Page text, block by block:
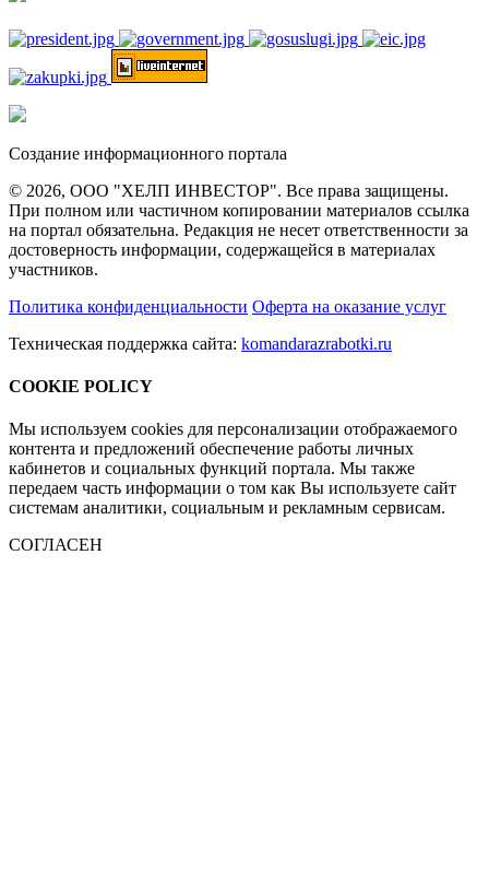
Создание информационного портала
© 2026, ООО "ХЕЛП ИНВЕСТОР". Все права защищены.
При полном или частичном копировании материалов ссылка
на портал обязательна. Редакция не несет ответственности за
достоверность информации, содержащейся в материалах
участников.
Политика конфиденциальности Оферта на оказание услуг
Техническая поддержка сайта: komandarazrabotki.ru
COOKIE POLICY
Мы используем cookies для персонализации отображаемого
контента и предложений обеспечение работы личных
кабинетов и социальных функций портала. Мы также
передаем часть информации о том как Вы используете сайт
системам аналитики, социальным и рекламным сервисам.
СОГЛАСЕН